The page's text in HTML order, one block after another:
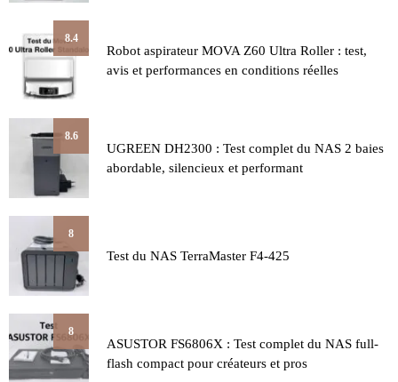
8.4
Robot aspirateur MOVA Z60 Ultra Roller : test,
avis et performances en conditions réelles
8.6
UGREEN DH2300 : Test complet du NAS 2 baies
abordable, silencieux et performant
8
Test du NAS TerraMaster F4-425
8
ASUSTOR FS6806X : Test complet du NAS full-
flash compact pour créateurs et pros